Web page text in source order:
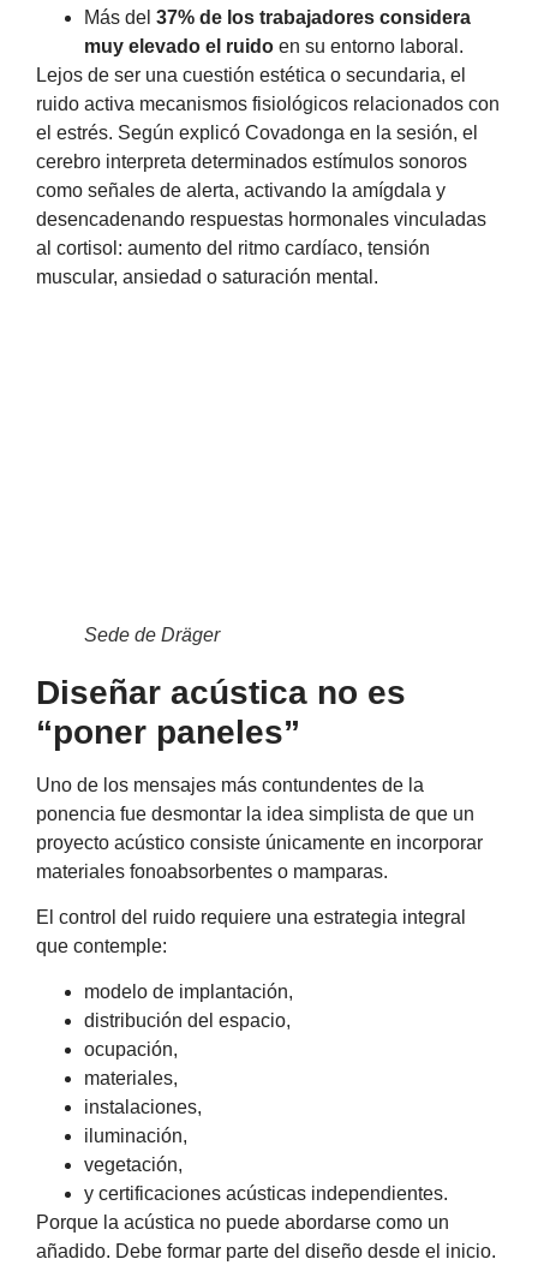
Más del 37% de los trabajadores considera
muy elevado el ruido en su entorno laboral.
Lejos de ser una cuestión estética o secundaria, el
ruido activa mecanismos fisiológicos relacionados con
el estrés. Según explicó Covadonga en la sesión, el
cerebro interpreta determinados estímulos sonoros
como señales de alerta, activando la amígdala y
desencadenando respuestas hormonales vinculadas
al cortisol: aumento del ritmo cardíaco, tensión
muscular, ansiedad o saturación mental.
Sede de Dräger
Diseñar acústica no es
“poner paneles”
Uno de los mensajes más contundentes de la
ponencia fue desmontar la idea simplista de que un
proyecto acústico consiste únicamente en incorporar
materiales fonoabsorbentes o mamparas.
El control del ruido requiere una estrategia integral
que contemple:
modelo de implantación,
distribución del espacio,
ocupación,
materiales,
instalaciones,
iluminación,
vegetación,
y certificaciones acústicas independientes.
Porque la acústica no puede abordarse como un
añadido. Debe formar parte del diseño desde el inicio.